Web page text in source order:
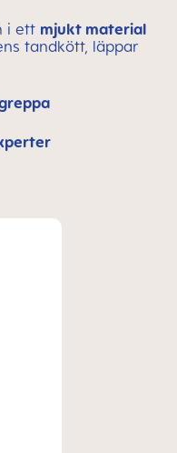
i ett mjukt material
tandkött, läppar